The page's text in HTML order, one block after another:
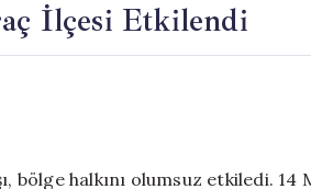
İlçesi Etkilendi
bölge halkını olumsuz etkiledi. 14